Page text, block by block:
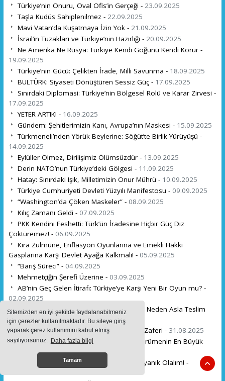
Sitemizden en iyi şekilde faydalanabilmeniz
için çerezler kullanılmaktadır. Bu siteye giriş
yaparak çerez kullanımını kabul etmiş
sayılıyorsunuz. Daha fazla bilgi
Tamam
Türkiye’nin Onuru, Oval Ofis’in Gerçeği - 23.09.2025
Taşla Kudüs Sahiplenilmez - 22.09.2025
Mavi Vatan’da Kuşatmaya İzin Yok - 21.09.2025
İsrail’in Tuzakları ve Türkiye’nin Hazırlığı - 20.09.2025
Ne Amerika Ne Rusya: Türkiye Kendi Göğünü Kendi Korur -
19.09.2025
Türkiye’nin Gücü: Çelikten İrade, Milli Savunma - 18.09.2025
BULTÜRK: Siyaseti Dönüştüren Sessiz Güç - 17.09.2025
Sınırdaki Diplomasi: Türkiye’nin Bölgesel Rolü ve Karar Zirvesi -
17.09.2025
YETER ARTIK! - 16.09.2025
Gündem: Şehitlerimizin Kanı, Avrupa’nın Maskesi - 15.09.2025
Türkmeneli’nden Yörük Beylerine: Söğüt’te Birlik Yürüyüşü -
14.09.2025
Eylüller Ölmez, Dirilişimiz Ölümsüzdür - 13.09.2025
Derin NATO’nun Türkiye’deki Gölgesi - 11.09.2025
Hatay: Sınırdaki Işık, Milletimizin Onur Mührü - 10.09.2025
Türkiye Cumhuriyeti Devleti Yüzyılı Manifestosu - 09.09.2025
“Washington’da Çöken Maskeler” - 08.09.2025
Kılıç Zamanı Geldi - 07.09.2025
PKK Kendini Feshetti: Türk’ün İradesine Hiçbir Güç Diz
Çöktüremez! - 06.09.2025
Kira Zulmüne, Enflasyon Oyunlarına ve Emekli Hakkı
Gasplarına Karşı Devlet Ayağa Kalkmalı! - 05.09.2025
“Barış Süreci” - 04.09.2025
Mehmetçiğin Şerefi Üzerine - 03.09.2025
AB’nin Geç Gelen İtirafı: Türkiye’ye Karşı Yeni Bir Oyun mu? -
02.09.2025
30 Ağustos’tan Cumhuriyet’e: Türk Milleti Neden Asla Teslim
Olmaz? -01.09.2025
Bir Milletin Yeniden Doğuşu: 30 Ağustos Zaferi - 31.08.2025
Sahte Dindarlığın Karşısında Susmak, Çürümenin En Büyük
Sebebidir -30.08.2025
Vatanımıza Kasteden Bölücülere Karşı Uyanık Olalım! -